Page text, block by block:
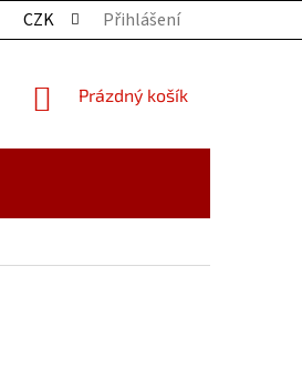
KONTAKTY
CZK Přihlášení
NÁKUPNÍ
Prázdný košík